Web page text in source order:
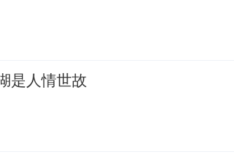
是人情世故